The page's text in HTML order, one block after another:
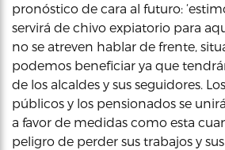
pronóstico de cara al futuro:
servirá de chivo expiatorio para
no se atreven hablar de frente,
podemos beneficiar ya que
de los alcaldes y sus seguidores.
públicos y los pensionados se
a favor de medidas como esta
peligro de perder sus trabajos y